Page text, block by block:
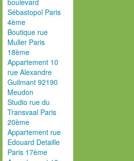
boulevard
Sébastopol Paris
4ème
Boutique rue
Muller Paris
18ème
Appartement 10
rue Alexandre
Guilmant 92190
Meudon
Studio rue du
Transvaal Paris
20ème
Appartement rue
Edouard Detaille
Paris 17ème